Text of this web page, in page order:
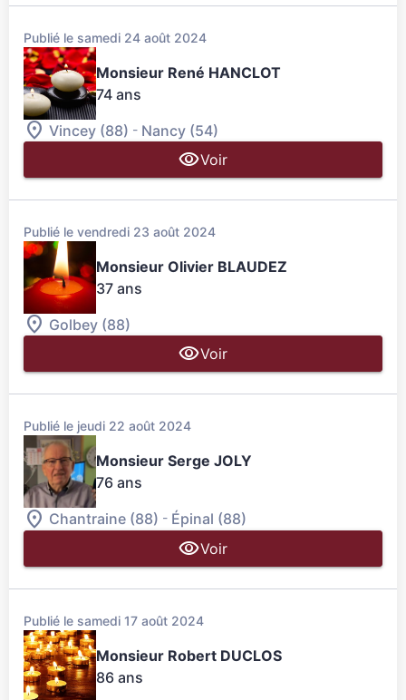
Publié le samedi 24 août 2024
Monsieur René HANCLOT
74 ans
Vincey (88) - Nancy (54)
Voir
Publié le vendredi 23 août 2024
Monsieur Olivier BLAUDEZ
37 ans
Golbey (88)
Voir
Publié le jeudi 22 août 2024
Monsieur Serge JOLY
76 ans
Chantraine (88) - Épinal (88)
Voir
Publié le samedi 17 août 2024
Monsieur Robert DUCLOS
86 ans